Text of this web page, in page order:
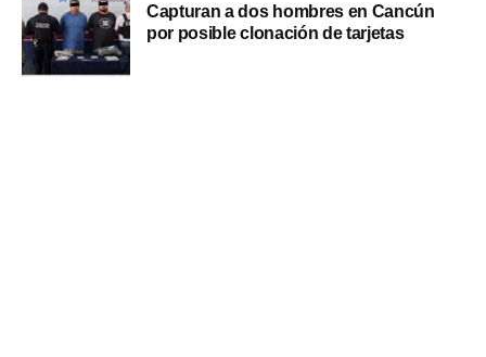
Capturan a dos hombres en Cancún
por posible clonación de tarjetas